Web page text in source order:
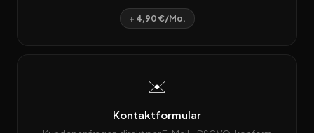
+ 4,90 €/Mo.
✉️
Kontaktformular